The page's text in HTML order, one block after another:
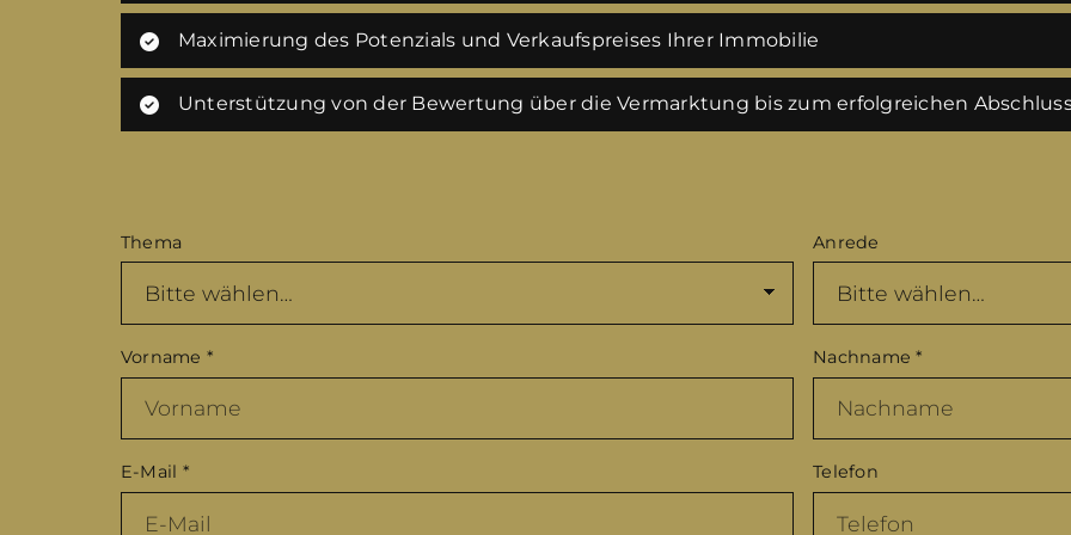
Maximierung des Potenzials und Verkaufspreises Ihrer Immobilie
Unterstützung von der Bewertung über die Vermarktung bis zum erfolgreichen
Thema Anrede
Vorname * Nachname*
E-Mail * Telefon